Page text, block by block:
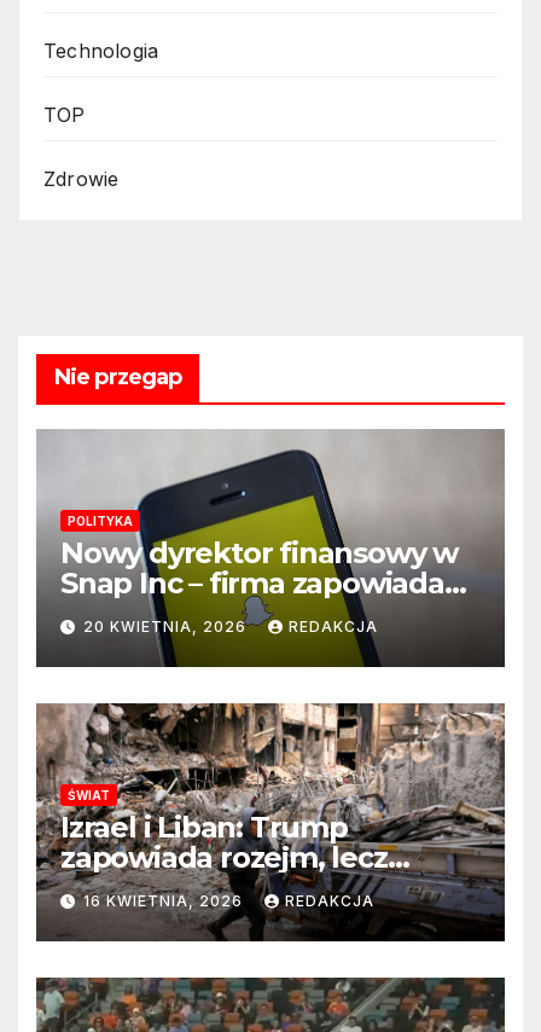
Technologia
TOP
Zdrowie
Nie przegap
POLITYKA
Nowy dyrektor finansowy w
Snap Inc – firma zapowiada
zmianę na kluczowym
stanowisku
20 KWIETNIA, 2026 REDAKCJA
ŚWIAT
Izrael i Liban: Trump
zapowiada rozejm, lecz
perspektywa zakończenia
wojny wciąż odległa
16 KWIETNIA, 2026 REDAKCJA